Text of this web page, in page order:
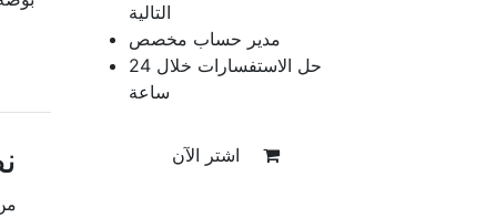
التالية
مدير حساب مخصص
حل الاستفسارات خلال 24
ساعة